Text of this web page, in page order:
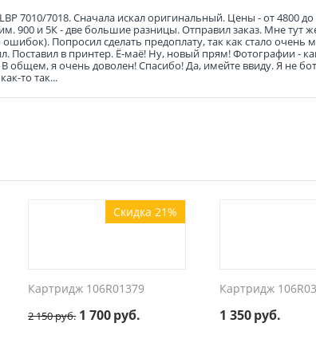
7010/7018. Сначала искал оригинальный. Цены - от 4800
900 и 5К - две большие разницы. Отправил заказ. Мне
Попросил сделать предоплату, так как стало очень
Поставил в принтер. Ё-маё! Ну, новый прям! Фотографии -
общем, я очень доволен! Спасибо! Да, имейте ввиду. Я не
то так...
Скидка 21%
Картридж 106R01379
2 150руб. 1 700руб.
Картридж
1 350руб.